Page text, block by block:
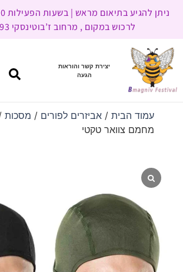
לרכוש במקום , מרחוב ז’בוטינסקי 93, רמת גן
יצירת קשר והוראות
הגעה
עמוד הבית/ אביזרים לפורים / מסכות/
מחמם צוואר טקטי